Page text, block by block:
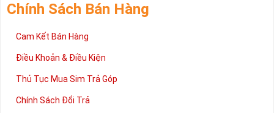
Chính Sách Bán Hàng
Cam Kết Bán Hàng
Điều Khoản & Điều Kiện
Thủ Tục Mua Sim Trả Góp
Chính Sách Đổi Trả